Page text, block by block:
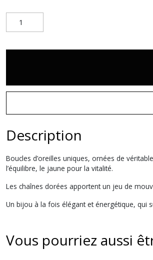
Description
Boucles d’oreilles uniques, ornées de
l’équilibre, le jaune pour la vitalité.
Les chaînes dorées apportent un jeu de
Un bijou à la fois élégant et énergétique, qui
Vous pourriez aussi